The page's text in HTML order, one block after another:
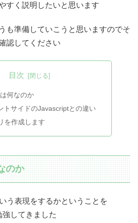
すく説明したいと思います
も準備していこうと思いますのでそ
認してください
目次
何なのか
トサイドのJavascriptとの違い
を作成します
のか
う表現をするかということを
してきました